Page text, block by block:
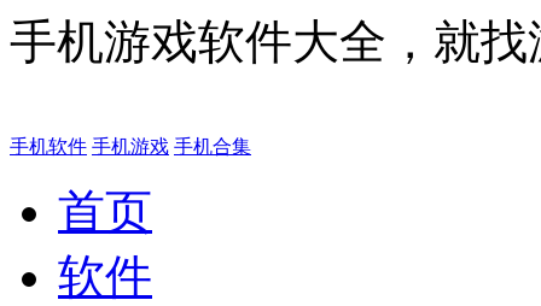
手机游戏软件大全，就
手机软件 手机游戏 手机合集
首页
软件